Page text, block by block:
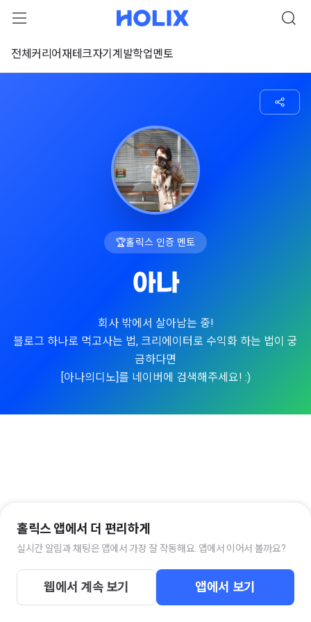
전체 커리어재테크자기계발학업멘토
🏆홀릭스 인증 멘토
아나
회사 밖에서 살아남는 중!
블로그 하나로 먹고사는 법, 크리에이터로 수익화 하는 법이 궁
금하다면
[아나의디노]를 네이버에 검색해주세요! :)
홀릭스 앱에서 더 편리하게
실시간 알림과 채팅은 앱에서 가장 잘 작동해요. 앱에서 이어서 볼까요?
웹에서 계속 보기 앱에서 보기